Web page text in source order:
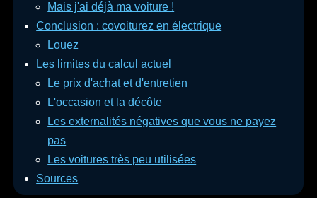
Mais j'ai déjà ma voiture !
Conclusion : covoiturez en électrique
Louez
Les limites du calcul actuel
Le prix d'achat et d'entretien
L'occasion et la décôte
Les externalités négatives que vous ne payez
pas
Les voitures très peu utilisées
Sources